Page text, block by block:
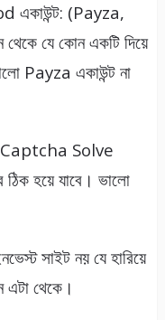
একাউন্ট: (Payza,
যে কোন একটি দিয়ে
Payza একাউন্ট না
Captcha Solve
হয়ে যাবে। ভালো
সাইট নয় যে হারিয়ে
এটা থেকে।